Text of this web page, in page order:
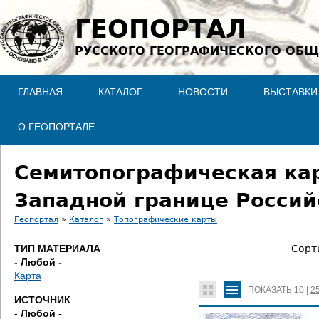
Jump to navigation
ГЕОПОРТАЛ
РУССКОГО ГЕОГРАФИЧЕСКОГО
ГЛАВНАЯ КАТАЛОГ НОВОСТИ ВЫСТАВКИ
О ГЕОПОРТАЛЕ
Семитопографическая
Западной границе
В
ы
з
Геопортал » Каталог » Топографические карты
ТИП МАТЕРИАЛА
- Любой -
Карта
ИСТОЧНИК
- Любой -
ПОКАЗАТЬ 10